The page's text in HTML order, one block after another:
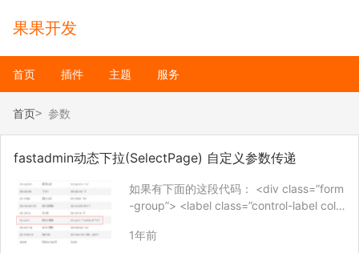
果果开发
首页 插件 主题 服务
首页 参数
fastadmin动态下拉(SelectPage) 自定义参数传递
如果有下面的这段代码： <div class=”form
-group”> <label class=”control-label col-
1年前